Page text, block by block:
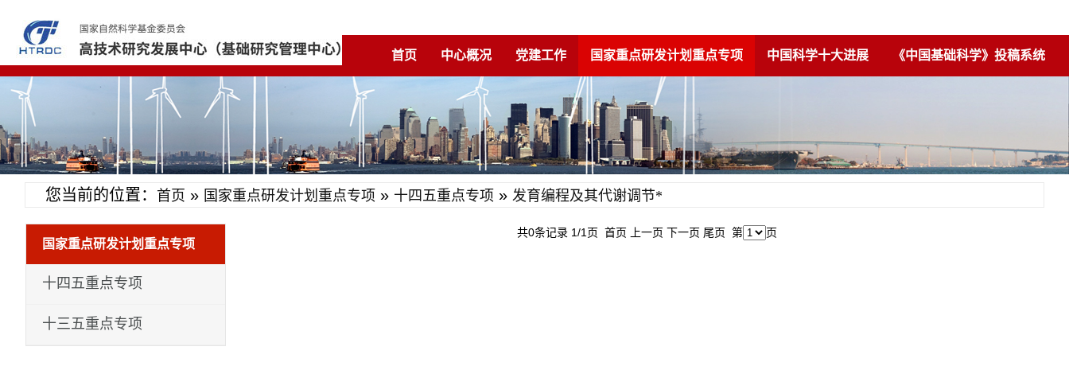
首页 中心概况 党建工作 国家重点研发计划重点专项 中国科学十大进展 《中国基础科学》投稿系统
您当前的位置： 首页 » 国家重点研发计划重点专项 » 十四五重点专项 » 发育编程及其代谢调节*
国家重点研发计划重点专项
十四五重点专项
十三五重点专项
共0条记录 1/1页 首页 上一页 下一页 尾页 第 页